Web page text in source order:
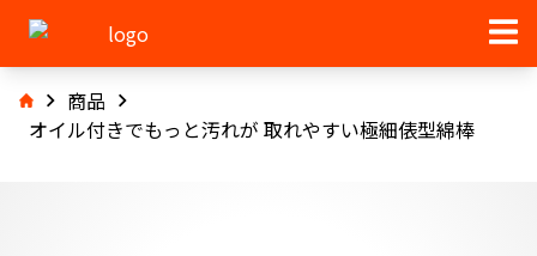
商品
オイル付きでもっと汚れが 取れやすい極細俵型綿棒